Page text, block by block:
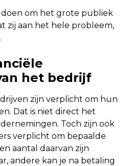
doen om het grote publiek
zij aan het hele probleem,
het bedrijf
zijn verplicht om hun
Dat is niet direct het
Toch zijn ook
verplicht om bepaalde
aantal daarvan zijn
andere kan je na betaling